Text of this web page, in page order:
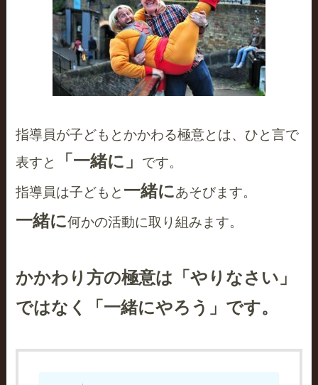
指導員が子どもとかかわる極意とは、ひと言で
表すと
「一緒に」
です。
指導員は子どもと 一緒にあそびます。
一緒に何かの活動に取り組みます。
かかわり方の極意は「やりなさい」
ではなく「一緒にやろう」です。